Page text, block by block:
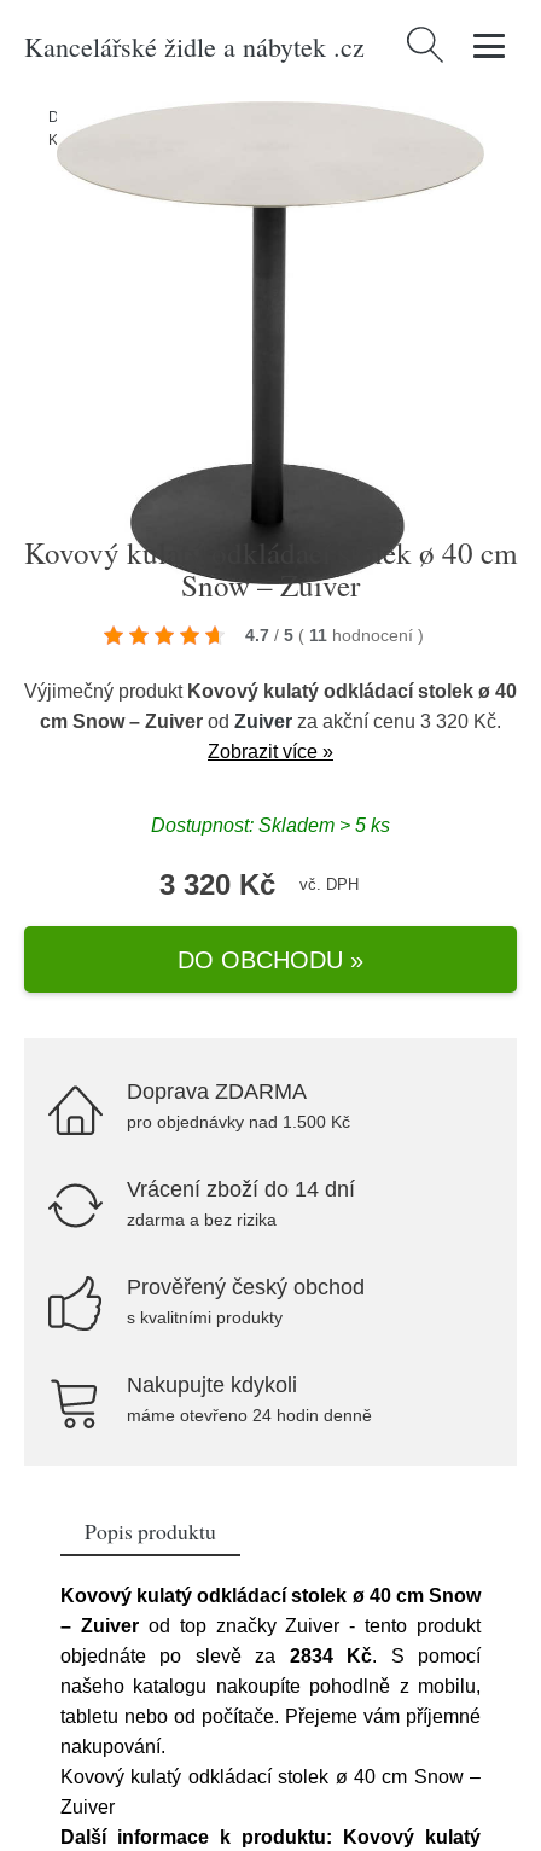
Kancelářské židle a nábytek .cz Vyhledávání
Domů Produkty > Nábytek > Stoly a stolky > Odkládací stolky
Kovový kulatý odkládací stolek ø 40 cm Snow – Zuiver
Kovový kulatý odkládací stolek ø 40 cm
Snow – Zuiver
4.7 / 5 ( 11 hodnocení )
Výjimečný produkt Kovový kulatý odkládací stolek ø 40
cm Snow – Zuiver od Zuiver za akční cenu 3 320 Kč.
Zobrazit více »
Dostupnost: Skladem > 5 ks
3 320 Kč vč. DPH
DO OBCHODU »
Doprava ZDARMA
pro objednávky nad 1.500 Kč
Vrácení zboží do 14 dní
zdarma a bez rizika
Prověřený český obchod
s kvalitními produkty
Nakupujte kdykoli
máme otevřeno 24 hodin denně
Popis produktu
Kovový kulatý odkládací stolek ø 40 cm Snow
– Zuiverod top značkyZuiver - tento produkt
objednáte po slevě za 2834 Kč. S pomocí
našeho katalogu nakoupíte pohodlně z mobilu,
tabletu nebo od počítače. Přejeme vám příjemné
nakupování.
Kovový kulatý odkládací stolek ø 40 cm Snow –
Zuiver
Další informace k produktu: Kovový kulatý